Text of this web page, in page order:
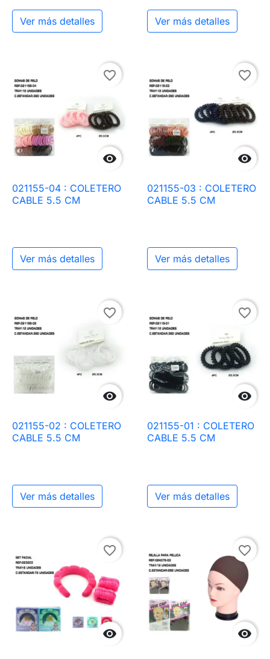
Ver más detalles Ver más detalles

favorite_border
021155-04 : COLETERO
CABLE 5.5 CM
Ver más detalles

favorite_border
021155-03 : COLETERO
CABLE 5.5 CM
Ver más detalles

favorite_border
021155-02 : COLETERO
CABLE 5.5 CM
Ver más detalles

favorite_border
021155-01 : COLETERO
CABLE 5.5 CM
Ver más detalles

favorite_border

favorite_border